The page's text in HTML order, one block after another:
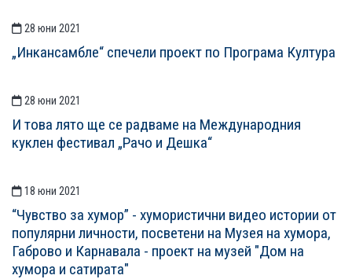
28 юни 2021
„Инкансамбле“ спечели проект по Програма Култура
28 юни 2021
И това лято ще се радваме на Международния
куклен фестивал „Рачо и Дешка“
18 юни 2021
“Чувство за хумор” - хумористични видео истории от
популярни личности, посветени на Музея на хумора,
Габрово и Карнавала - проект на музей "Дом на
хумора и сатирата"